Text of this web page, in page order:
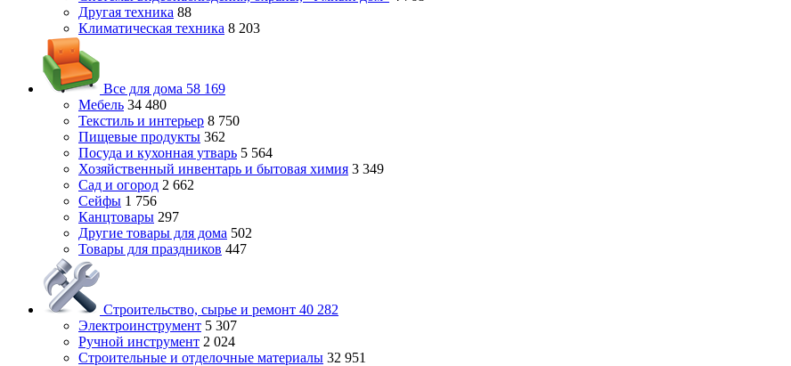
Другая техника 88
Климатическая техника 8 203
Все для дома 58 169
Мебель 34 480
Текстиль и интерьер 8 750
Пищевые продукты 362
Посуда и кухонная утварь 5 564
Хозяйственный инвентарь и бытовая химия 3 349
Сад и огород 2 662
Сейфы 1 756
Канцтовары 297
Другие товары для дома 502
Товары для праздников 447
Строительство, сырье и ремонт 40 282
Электроинструмент 5 307
Ручной инструмент 2 024
Строительные и отделочные материалы 32 951